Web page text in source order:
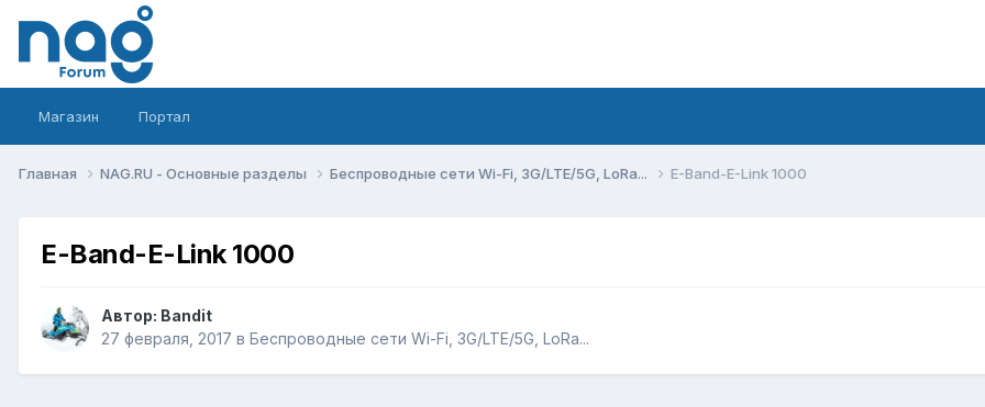
Магазин Портал
Главная NAG.RU - Основные разделы Беспроводные сети Wi-Fi, 3G/LTE/5G, LoRa... E-Band-E-Link 1000
E-Band-E-Link 1000
Автор: Bandit
27 февраля, 2017 в Беспроводные сети Wi-Fi, 3G/LTE/5G, LoRa...